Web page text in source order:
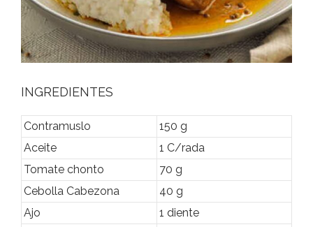
INGREDIENTES
Contramuslo
150 g
Aceite
1 C/rada
Tomate chonto
70 g
Cebolla Cabezona
40 g
Ajo
1 diente